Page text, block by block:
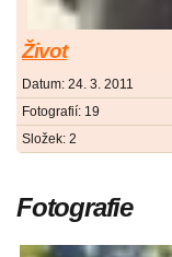
Život
Datum: 24. 3. 2011
Fotografií: 19
Složek: 2
Fotografie